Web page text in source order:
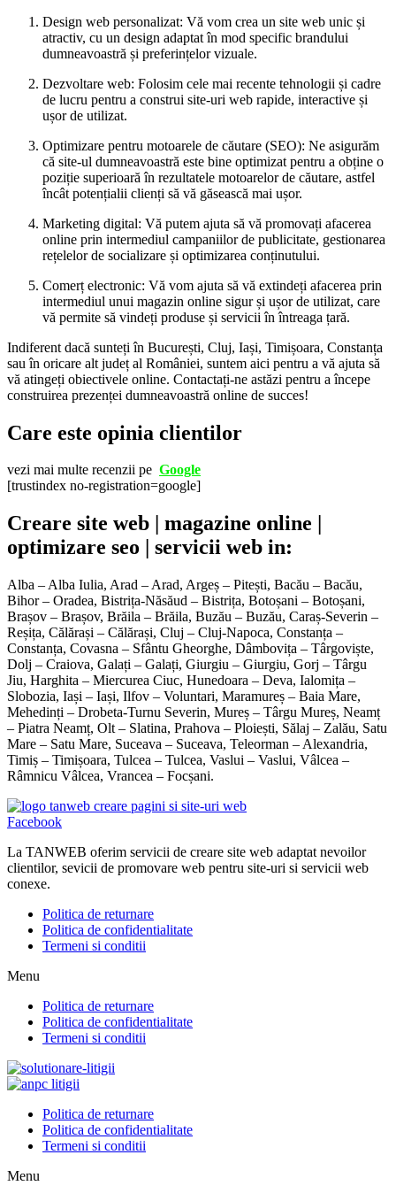
Design web personalizat: Vă vom crea un site web unic și
atractiv, cu un design adaptat în mod specific brandului
dumneavoastră și preferințelor vizuale.
Dezvoltare web: Folosim cele mai recente tehnologii și cadre
de lucru pentru a construi site-uri web rapide, interactive și
ușor de utilizat.
Optimizare pentru motoarele de căutare (SEO): Ne asigurăm
că site-ul dumneavoastră este bine optimizat pentru a obține o
poziție superioară în rezultatele motoarelor de căutare, astfel
încât potențialii clienți să vă găsească mai ușor.
Marketing digital: Vă putem ajuta să vă promovați afacerea
online prin intermediul campaniilor de publicitate, gestionarea
rețelelor de socializare și optimizarea conținutului.
Comerț electronic: Vă vom ajuta să vă extindeți afacerea prin
intermediul unui magazin online sigur și ușor de utilizat, care
vă permite să vindeți produse și servicii în întreaga țară.
Indiferent dacă sunteți în București, Cluj, Iași, Timișoara, Constanța
sau în oricare alt județ al României, suntem aici pentru a vă ajuta să
vă atingeți obiectivele online. Contactați-ne astăzi pentru a începe
construirea prezenței dumneavoastră online de succes!
Care este opinia clientilor
vezi mai multe recenzii pe Google
[trustindex no-registration=google]
Creare site web | magazine online |
optimizare seo | servicii web in:
Alba – Alba Iulia, Arad – Arad, Argeș – Pitești, Bacău – Bacău,
Bihor – Oradea, Bistrița-Năsăud – Bistrița, Botoșani – Botoșani,
Brașov – Brașov, Brăila – Brăila, Buzău – Buzău, Caraș-Severin –
Reșița, Călărași – Călărași, Cluj – Cluj-Napoca, Constanța –
Constanța, Covasna – Sfântu Gheorghe, Dâmbovița – Târgoviște,
Dolj – Craiova, Galați – Galați, Giurgiu – Giurgiu, Gorj – Târgu
Jiu, Harghita – Miercurea Ciuc, Hunedoara – Deva, Ialomița –
Slobozia, Iași – Iași, Ilfov – Voluntari, Maramureș – Baia Mare,
Mehedinți – Drobeta-Turnu Severin, Mureș – Târgu Mureș, Neamț
– Piatra Neamț, Olt – Slatina, Prahova – Ploiești, Sălaj – Zalău, Satu
Mare – Satu Mare, Suceava – Suceava, Teleorman – Alexandria,
Timiș – Timișoara, Tulcea – Tulcea, Vaslui – Vaslui, Vâlcea –
Râmnicu Vâlcea, Vrancea – Focșani.
Facebook
La TANWEB oferim servicii de creare site web adaptat nevoilor
clientilor, sevicii de promovare web pentru site-uri si servicii web
conexe.
Politica de returnare
Politica de confidentialitate
Termeni si conditii
Menu
Politica de returnare
Politica de confidentialitate
Termeni si conditii
Politica de returnare
Politica de confidentialitate
Termeni si conditii
Menu